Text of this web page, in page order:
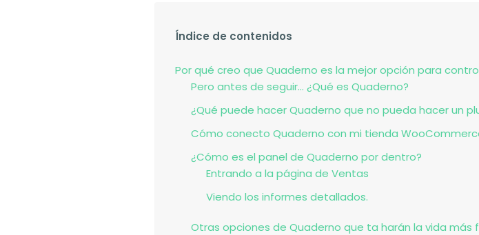
Índice de contenidos
Por qué creo que Quaderno es la mejor opción para
Pero antes de seguir… ¿Qué es Quaderno?
¿Qué puede hacer Quaderno que no pueda hacer un
Cómo conecto Quaderno con mi tienda
¿Cómo es el panel de Quaderno por dentro?
Entrando a la página de Ventas
Viendo los informes detallados.
Otras opciones de Quaderno que ta harán la vida